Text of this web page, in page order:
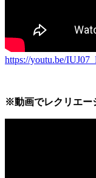
https://youtu.be/
※動画でレクリエー